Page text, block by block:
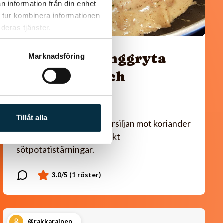
information från din enhet
kombinera informationen
tjänster.
Marknadsföring
Tillåt alla
Paleo: Kycklinggryta
med mango och
mandelsmör
Smarrigt! Jag bytte ut persiljan mot koriander
och serverade med råstekt
sötpotatistärningar.
@rakkarainen